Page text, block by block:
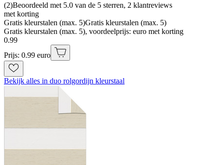
(2)Beoordeeld met 5.0 van de 5 sterren, 2 klantreviews
met korting
Gratis kleurstalen (max. 5)Gratis kleurstalen (max. 5)
Gratis kleurstalen (max. 5), voordeelprijs: euro met korting
0.99
Prijs: 0.99 euro
Bekijk alles in duo rolgordijn kleurstaal